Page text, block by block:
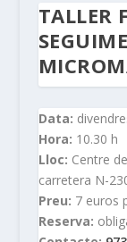
TALLER
Data:
Hora: 10.30 h
Lloc: Centre
carretera N-
Preu: 7 euros
Reserva: